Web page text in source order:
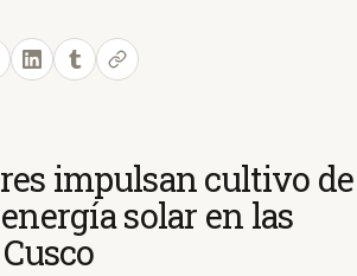
impulsan cultivo de
solar en las